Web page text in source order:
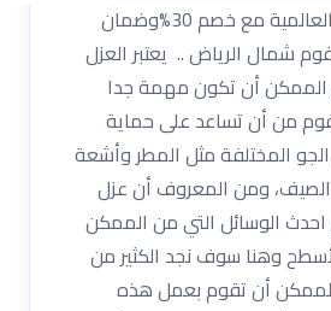
افضل مواد العزل العالمية مع خصم 30%وضمان
شمال الرياض .. يعتبر العزل
الممكن أن تكون مهمة جدا
من أن تساعد على حماية
المختلفة مثل المطر وأشعة
ومن المعروف أن عزل
الوسائل التي من الممكن
وهنا سوف نجد الكثير من
أن تقوم بعمل هذه